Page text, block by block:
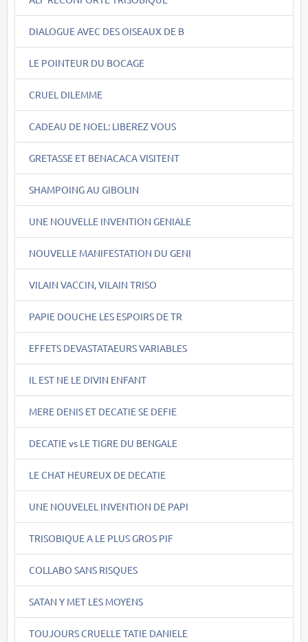
DIALOGUE AVEC DES OISEAUX DE B
LE POINTEUR DU BOCAGE
CRUEL DILEMME
CADEAU DE NOEL: LIBEREZ VOUS
GRETASSE ET BENACACA VISITENT
SHAMPOING AU GIBOLIN
UNE NOUVELLE INVENTION GENIALE
NOUVELLE MANIFESTATION DU GENI
VILAIN VACCIN, VILAIN TRISO
PAPIE DOUCHE LES ESPOIRS DE TR
EFFETS DEVASTATAEURS VARIABLES
IL EST NE LE DIVIN ENFANT
MERE DENIS ET DECATIE SE DEFIE
DECATIE vs LE TIGRE DU BENGALE
LE CHAT HEUREUX DE DECATIE
UNE NOUVELEL INVENTION DE PAPI
TRISOBIQUE A LE PLUS GROS PIF
COLLABO SANS RISQUES
SATAN Y MET LES MOYENS
TOUJOURS CRUELLE TATIE DANIELE